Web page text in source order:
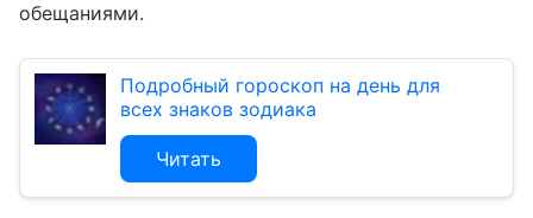
обещаниями.
Подробный гороскоп на день для
всех знаков зодиака
Читать